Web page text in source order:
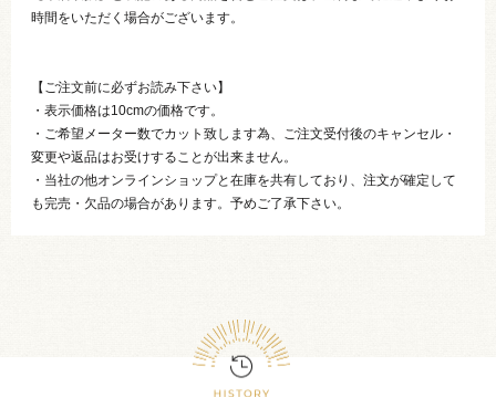
時間をいただく場合がございます。
【ご注文前に必ずお読み下さい】
・表示価格は10cmの価格です。
・ご希望メーター数でカット致します為、ご注文受付後のキャンセル・
変更や返品はお受けすることが出来ません。
・当社の他オンラインショップと在庫を共有しており、注文が確定して
も完売・欠品の場合があります。予めご了承下さい。